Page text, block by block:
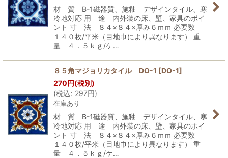
材 質 B-1磁器質、施釉 デザインタイル、寒
冷地対応 用 途 内外装の床、壁、家具のポイ
ント 寸 法 ８４×８４×厚み６ｍｍ 必要数
１４０枚/平米（目地巾により異なります） 重
量 ４．５ｋｇ/ケ…
８５角マジョリカタイル DO-1 [DO-1]
270円(税別)
(税込: 297円)
在庫あり
材 質 B-1磁器質、施釉 デザインタイル、寒
冷地対応 用 途 内外装の床、壁、家具のポイ
ント 寸 法 ８４×８４×厚み６ｍｍ 必要数
１４０枚/平米（目地巾により異なります） 重
量 ４．５ｋｇ/ケ…